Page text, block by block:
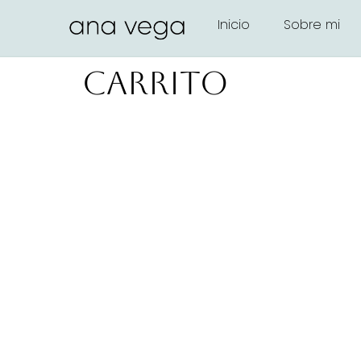
Inicio Sobre mi
Carrito